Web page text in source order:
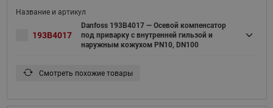
193B4017
Danfoss 193B4017 — Осевой компенсатор
под приварку с внутренней гильзой и
наружным кожухом PN10, DN100
Смотреть похожие товары